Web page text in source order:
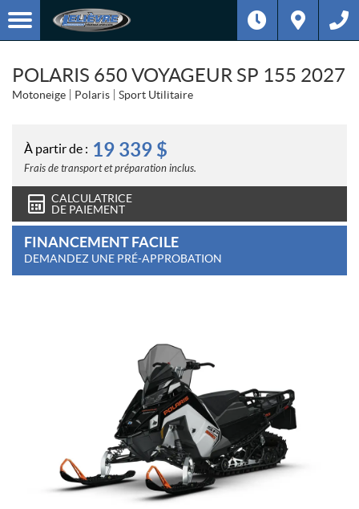
POLARIS 650 VOYAGEUR SP 155 2027
Motoneige Polaris Sport Utilitaire
À partir de : 19 339 $
Frais de transport et préparation inclus.
CALCULATRICE
DE PAIEMENT
FINANCEMENT FACILE
DEMANDEZ UNE PRÉ-APPROBATION